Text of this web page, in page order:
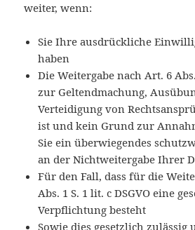
weiter, wenn:
Sie Ihre ausdrückliche
haben
Die Weitergabe nach Art. 6
zur Geltendmachung,
Verteidigung von
ist und kein Grund zur
Sie ein überwiegendes
an der Nichtweitergabe Ihrer
Für den Fall, dass für die
Abs. 1 S. 1 lit. c DSGVO eine
Verpflichtung besteht
Sowie dies gesetzlich zulässig